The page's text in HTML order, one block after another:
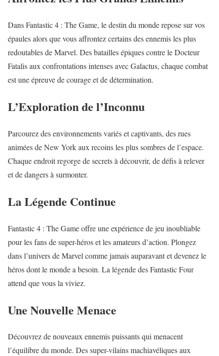
Dans Fantastic 4 : The Game, le destin du monde repose sur vos
épaules alors que vous affrontez certains des ennemis les plus
redoutables de Marvel. Des batailles épiques contre le Docteur
Fatalis aux confrontations intenses avec Galactus, chaque combat
est une épreuve de courage et de détermination.
L’Exploration de l’Inconnu
Parcourez des environnements variés et captivants, des rues
animées de New York aux recoins les plus sombres de l’espace.
Chaque endroit regorge de secrets à découvrir, de défis à relever
et de dangers à surmonter.
La Légende Continue
Fantastic 4 : The Game offre une expérience de jeu inoubliable
pour les fans de super-héros et les amateurs d’action. Plongez
dans l’univers de Marvel comme jamais auparavant et devenez le
héros dont le monde a besoin. La légende des Fantastic Four
attend que vous la viviez.
Une Nouvelle Menace
Découvrez de nouveaux ennemis puissants qui menacent
l’équilibre du monde. Des super-vilains machiavéliques aux